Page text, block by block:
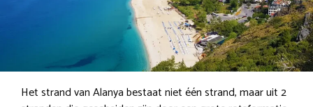
Het strand van Alanya bestaat niet één strand, maar uit 2